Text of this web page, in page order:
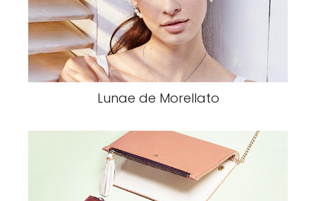
Lunae de Morellato